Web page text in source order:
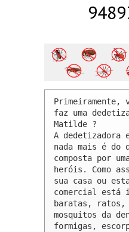
Primeiramente,
faz uma
Matilde ?
A dedetizadora
nada mais é do
composta por
heróis. Como
sua casa ou
comercial está
baratas, ratos,
mosquitos da
formigas,